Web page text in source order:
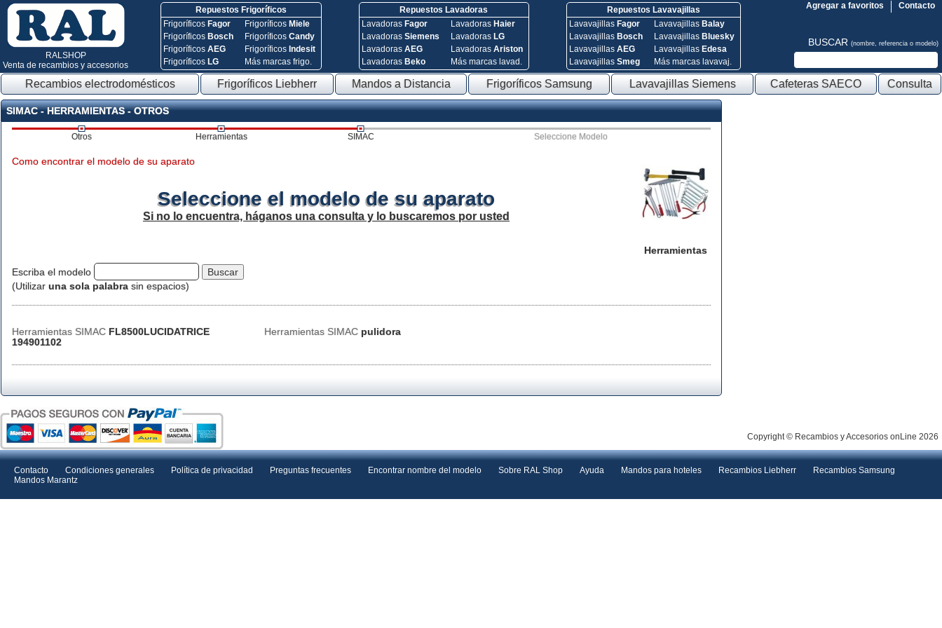
RALSHOP
Venta de recambios y accesorios
Repuestos Frigoríficos
Frigoríficos Fagor
Frigoríficos Bosch
FrigoríficosAEG
Frigoríficos LG
Frigoríficos Miele
FrigoríficosCandy
Frigoríficos Indesit
Más marcas frigo.
Repuestos Lavadoras
Lavadoras Fagor
Lavadoras Siemens
Lavadoras AEG
Lavadoras Beko
Lavadoras Haier
Lavadoras LG
Lavadoras Ariston
Más marcas lavad.
Repuestos Lavavajillas
Lavavajillas Fagor
Lavavajillas Bosch
Lavavajillas AEG
Lavavajillas Smeg
Lavavajillas Balay
Lavavajillas Bluesky
Lavavajillas Edesa
Más marcas lavavaj.
Contacto
Agregar a favoritos
BUSCAR (nombre, referencia o modelo)
Recambios electrodomésticos Frigoríficos Liebherr Mandos a Distancia Frigoríficos Samsung Lavavajillas Siemens Cafeteras SAECO Consulta
SIMAC - HERRAMIENTAS - OTROS
Otros Herramientas SIMAC Seleccione Modelo
Herramientas
Como encontrar el modelo de su aparato
Seleccione el modelo de su aparato
Si no lo encuentra, háganos una consulta y lo buscaremos por usted
Escriba el modelo
(Utilizar una sola palabra sin espacios)
Herramientas SIMAC FL8500LUCIDATRICE
194901102
Herramientas SIMAC pulidora
Copyright © Recambios y Accesorios onLine 2026
Contacto Condiciones generales Política de privacidad Preguntas frecuentes Encontrar nombre del modelo Sobre RAL Shop Ayuda Mandos para hoteles Recambios Liebherr
Recambios Samsung
Mandos Marantz